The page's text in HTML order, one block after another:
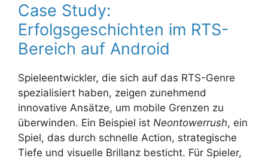
Case Study:
Erfolgsgeschichten im RTS-
Bereich auf Android
Spieleentwickler, die sich auf das RTS-Genre
spezialisiert haben, zeigen zunehmend
innovative Ansätze, um mobile Grenzen zu
überwinden. Ein Beispiel ist Neontowerrush, ein
Spiel, das durch schnelle Action, strategische
Tiefe und visuelle Brillanz besticht. Für Spieler,